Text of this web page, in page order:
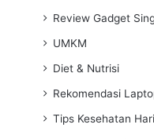
Review Gadget
UMKM
Diet & Nutrisi
Rekomendasi
Tips Kesehatan